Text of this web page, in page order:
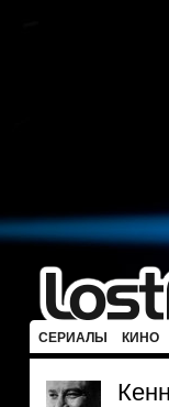
СЕРИАЛЫ КИНО